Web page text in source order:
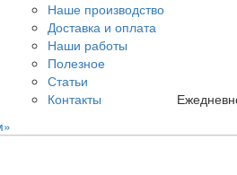
Наше производство
Доставка и оплата
Наши работы
Полезное
Статьи
Контакты